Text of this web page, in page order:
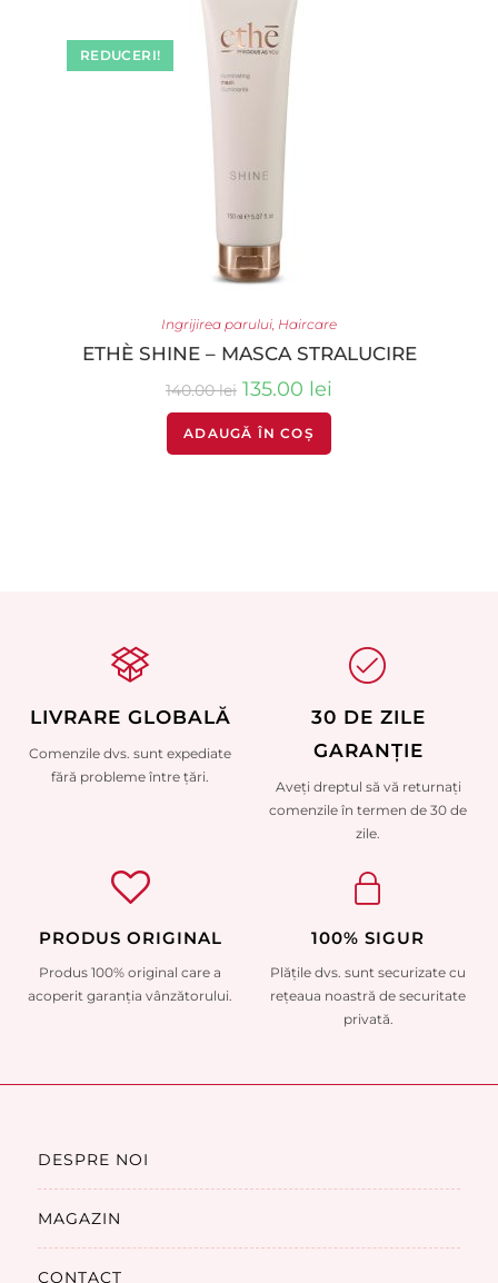
REDUCERI!
Ingrijirea parului, Haircare
ETHÈ SHINE – MASCA STRALUCIRE
140.00lei 135.00 lei
ADAUGĂ ÎN COȘ
LIVRARE GLOBALĂ
Comenzile dvs. sunt expediate
fără probleme între țări.
30 DE ZILE
GARANȚIE
Aveți dreptul să vă returnați
comenzile în termen de 30 de
zile.
PRODUS ORIGINAL
Produs 100% original care a
acoperit garanția vânzătorului.
100% SIGUR
Plățile dvs. sunt securizate cu
rețeaua noastră de securitate
privată.
DESPRE NOI
MAGAZIN
CONTACT